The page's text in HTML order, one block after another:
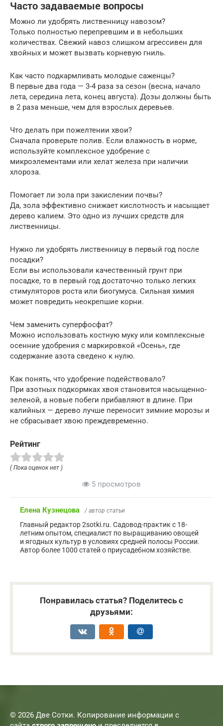
Часто задаваемые вопросы
Можно ли удобрять лиственницу навозом?
Только полностью перепревшим и в небольших
количествах. Свежий навоз слишком агрессивен для
хвойных и может вызвать корневую гниль.
Как часто подкармливать молодые саженцы?
В первые два года — 3-4 раза за сезон (весна, начало
лета, середина лета, конец августа). Дозы должны быть
в 2 раза меньше, чем для взрослых деревьев.
Что делать при пожелтении хвои?
Сначала проверьте полив. Если влажность в норме,
используйте комплексное удобрение с
микроэлементами или хелат железа при наличии
хлороза.
Помогает ли зола при закислении почвы?
Да, зола эффективно снижает кислотность и насыщает
дерево калием. Это одно из лучших средств для
лиственницы.
Нужно ли удобрять лиственницу в первый год после
посадки?
Если вы использовали качественный грунт при
посадке, то в первый год достаточно только легких
стимуляторов роста или биогумуса. Сильная химия
может повредить неокрепшие корни.
Чем заменить суперфосфат?
Можно использовать костную муку или комплексные
осенние удобрения с маркировкой «Осень», где
содержание азота сведено к нулю.
Как понять, что удобрение подействовало?
При азотных подкормках хвоя становится насыщенно-
зеленой, а новые побеги прибавляют в длине. При
калийных — дерево лучше переносит зимние морозы и
не сбрасывает хвою преждевременно.
Рейтинг
( Пока оценок нет )
5 просмотров
Елена Кузнецова / автор статьи
Главный редактор 2sotki.ru. Садовод-практик с 18-
летним опытом, специалист по выращиванию овощей
и ягодных культур в условиях средней полосы России.
Автор более 1000 статей о приусадебном хозяйстве.
Понравилась статья? Поделитесь с
друзьями:
© 2026 Две Сотки. Копирование информации с